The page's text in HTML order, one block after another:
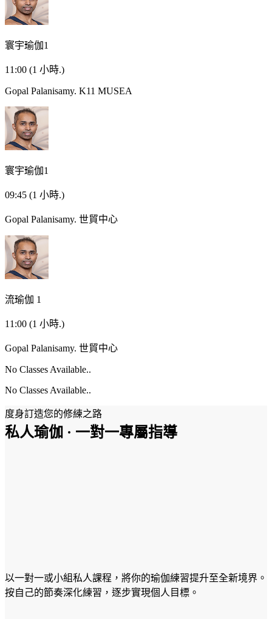
寰宇瑜伽1
11:00 (1 小時.)
Gopal Palanisamy. K11 MUSEA
寰宇瑜伽1
09:45 (1 小時.)
Gopal Palanisamy. 世貿中心
流瑜伽 1
11:00 (1 小時.)
Gopal Palanisamy. 世貿中心
No Classes Available..
No Classes Available..
度身訂造您的修練之路
私人瑜伽 · 一對一專屬指導
以一對一或小組私人課程，將你的瑜伽練習提升至全新境界。
按自己的節奏深化練習，逐步實現個人目標。